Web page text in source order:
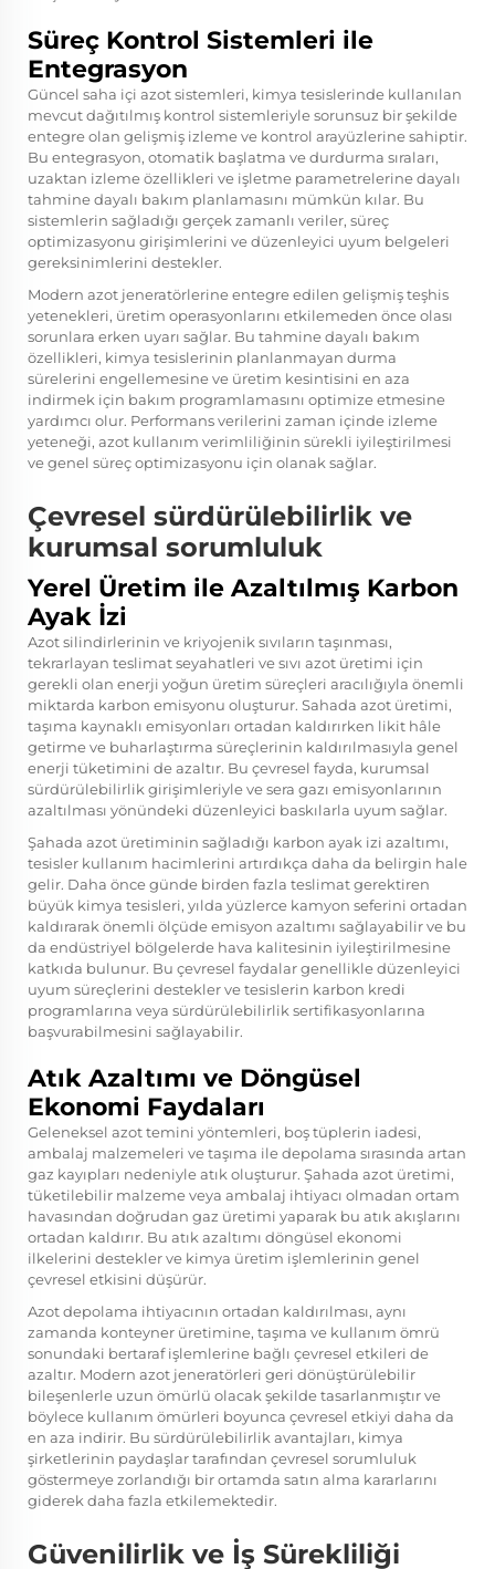
Süreç Kontrol Sistemleri ile
Entegrasyon
Güncel saha içi azot sistemleri, kimya tesislerinde kullanılan
mevcut dağıtılmış kontrol sistemleriyle sorunsuz bir şekilde
entegre olan gelişmiş izleme ve kontrol arayüzlerine sahiptir.
Bu entegrasyon, otomatik başlatma ve durdurma sıraları,
uzaktan izleme özellikleri ve işletme parametrelerine dayalı
tahmine dayalı bakım planlamasını mümkün kılar. Bu
sistemlerin sağladığı gerçek zamanlı veriler, süreç
optimizasyonu girişimlerini ve düzenleyici uyum belgeleri
gereksinimlerini destekler.
Modern azot jeneratörlerine entegre edilen gelişmiş teşhis
yetenekleri, üretim operasyonlarını etkilemeden önce olası
sorunlara erken uyarı sağlar. Bu tahmine dayalı bakım
özellikleri, kimya tesislerinin planlanmayan durma
sürelerini engellemesine ve üretim kesintisini en aza
indirmek için bakım programlamasını optimize etmesine
yardımcı olur. Performans verilerini zaman içinde izleme
yeteneği, azot kullanım verimliliğinin sürekli iyileştirilmesi
ve genel süreç optimizasyonu için olanak sağlar.
Çevresel sürdürülebilirlik ve
kurumsal sorumluluk
Yerel Üretim ile Azaltılmış Karbon
Ayak İzi
Azot silindirlerinin ve kriyojenik sıvıların taşınması,
tekrarlayan teslimat seyahatleri ve sıvı azot üretimi için
gerekli olan enerji yoğun üretim süreçleri aracılığıyla önemli
miktarda karbon emisyonu oluşturur. Sahada azot üretimi,
taşıma kaynaklı emisyonları ortadan kaldırırken likit hâle
getirme ve buharlaştırma süreçlerinin kaldırılmasıyla genel
enerji tüketimini de azaltır. Bu çevresel fayda, kurumsal
sürdürülebilirlik girişimleriyle ve sera gazı emisyonlarının
azaltılması yönündeki düzenleyici baskılarla uyum sağlar.
Şahada azot üretiminin sağladığı karbon ayak izi azaltımı,
tesisler kullanım hacimlerini artırdıkça daha da belirgin hale
gelir. Daha önce günde birden fazla teslimat gerektiren
büyük kimya tesisleri, yılda yüzlerce kamyon seferini ortadan
kaldırarak önemli ölçüde emisyon azaltımı sağlayabilir ve bu
da endüstriyel bölgelerde hava kalitesinin iyileştirilmesine
katkıda bulunur. Bu çevresel faydalar genellikle düzenleyici
uyum süreçlerini destekler ve tesislerin karbon kredi
programlarına veya sürdürülebilirlik sertifikasyonlarına
başvurabilmesini sağlayabilir.
Atık Azaltımı ve Döngüsel
Ekonomi Faydaları
Geleneksel azot temini yöntemleri, boş tüplerin iadesi,
ambalaj malzemeleri ve taşıma ile depolama sırasında artan
gaz kayıpları nedeniyle atık oluşturur. Şahada azot üretimi,
tüketilebilir malzeme veya ambalaj ihtiyacı olmadan ortam
havasından doğrudan gaz üretimi yaparak bu atık akışlarını
ortadan kaldırır. Bu atık azaltımı döngüsel ekonomi
ilkelerini destekler ve kimya üretim işlemlerinin genel
çevresel etkisini düşürür.
Azot depolama ihtiyacının ortadan kaldırılması, aynı
zamanda konteyner üretimine, taşıma ve kullanım ömrü
sonundaki bertaraf işlemlerine bağlı çevresel etkileri de
azaltır. Modern azot jeneratörleri geri dönüştürülebilir
bileşenlerle uzun ömürlü olacak şekilde tasarlanmıştır ve
böylece kullanım ömürleri boyunca çevresel etkiyi daha da
en aza indirir. Bu sürdürülebilirlik avantajları, kimya
şirketlerinin paydaşlar tarafından çevresel sorumluluk
göstermeye zorlandığı bir ortamda satın alma kararlarını
giderek daha fazla etkilemektedir.
Güvenilirlik ve İş Sürekliliği